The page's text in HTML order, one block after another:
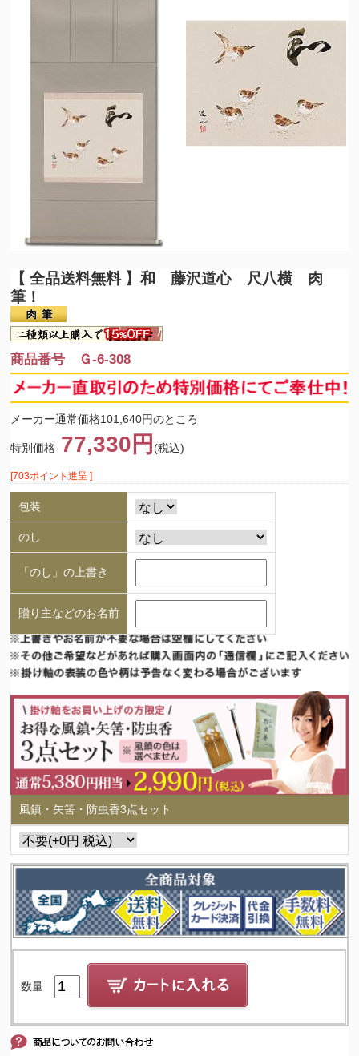
【 全品送料無料 】和 藤沢道心 尺八横 肉
筆！
商品番号 Ｇ-6-308
メーカー通常価格101,640円のところ
特別価格 77,330円 (税込)
[703ポイント進呈 ]
包装
のし
「のし」の上書き
贈り主などのお名前
風鎮・矢筈・防虫香3点セット
数量